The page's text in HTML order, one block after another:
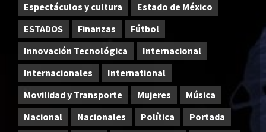
Espectáculos y cultura
Estado de México
ESTADOS
Finanzas
Fútbol
Innovación Tecnológica
Internacional
Internacionales
International
Movilidad y Transporte
Mujeres
Música
Nacional
Nacionales Política
Portada